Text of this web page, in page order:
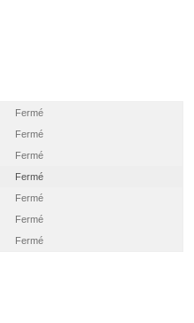
Fermé
Fermé
Fermé
Fermé
Fermé
Fermé
Fermé